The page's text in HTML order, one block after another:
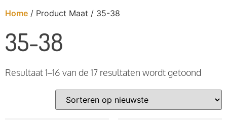
Home / Product Maat / 35-38
35-38
Resultaat 1–16 van de 17 resultaten wordt getoond